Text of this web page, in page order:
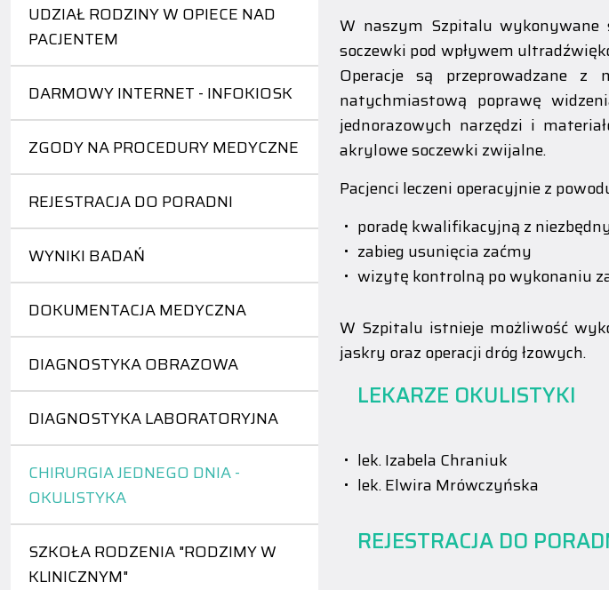
UDZIAŁ RODZINY W OPIECE NAD
PACJENTEM
DARMOWY INTERNET - INFOKIOSK
ZGODY NA PROCEDURY MEDYCZNE
REJESTRACJA DO PORADNI
WYNIKI BADAŃ
DOKUMENTACJA MEDYCZNA
DIAGNOSTYKA OBRAZOWA
DIAGNOSTYKA LABORATORYJNA
CHIRURGIA JEDNEGO DNIA -
OKULISTYKA
SZKOŁA RODZENIA "RODZIMY W
KLINICZNYM"
W naszym Szpitalu wykonywane
soczewki pod wpływem
Operacje są przeprowadzane z
natychmiastową poprawę
jednorazowych narzędzi i
akrylowe soczewki zwijalne.
Pacjenci leczeni operacyjnie z
poradę kwalifikacyjną z
zabieg usunięcia zaćmy
wizytę kontrolną po wykonaniu
W Szpitalu istnieje możliwość
jaskry oraz operacji dróg łzowych.
LEKARZE OKULISTYKI
lek. Izabela Chraniuk
lek. Elwira Mrówczyńska
REJESTRACJA DO